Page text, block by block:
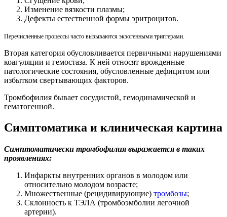
Изменение вязкости плазмы;
Дефекты естественной формы эритроцитов.
Перечисленные процессы часто вызываются экзогенными триггерами.
Вторая категория обусловливается первичными нарушениями
коагуляции и гемостаза. К ней относят врожденные
патологические состояния, обусловленные дефицитом или
избытком свертывающих факторов.
Тромбофилия бывает сосудистой, гемодинамической и
гематогенной.
Симптоматика и клиническая картина
Симптоматически тромбофилия выражается в таких
проявлениях:
Инфаркты внутренних органов в молодом или
относительно молодом возрасте;
Множественные (рецидивирующие) тромбозы;
Склонность к ТЭЛА (тромбоэмболии легочной
артерии).